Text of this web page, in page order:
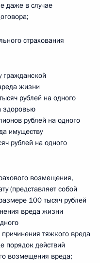
даже в случае
страхования
гражданской
жизни
рублей на одного
здоровью
рублей на одного
имуществу
рублей на одного
возмещения,
(представляет собой
100 тысяч рублей
вреда жизни
тяжкого вреда
порядок действий
возмещения вреда;